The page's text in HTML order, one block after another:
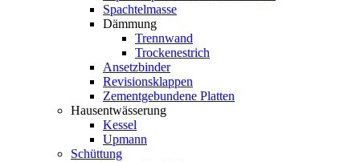
Spachtelmasse
Dämmung
Trennwand
Trockenestrich
Ansetzbinder
Revisionsklappen
Zementgebundene Platten
Hausentwässerung
Kessel
Upmann
Schüttung